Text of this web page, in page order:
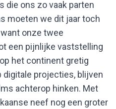
die ons zo vaak parten
moeten we dit jaar toch
onze twee
een pijnlijke vaststelling
het continent gretig
projecties, blijven
achterop hinken. Met
neef nog een groter